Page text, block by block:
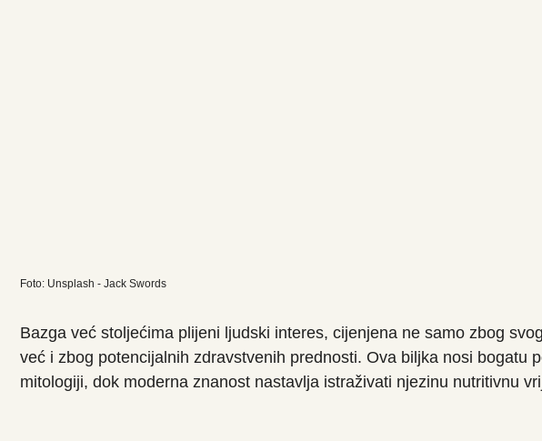
Foto: Unsplash - Jack Swords
Bazga već stoljećima plijeni ljudski interes, cijenjena ne samo zbog
već i zbog potencijalnih zdravstvenih prednosti. Ova biljka nosi bogatu
mitologiji, dok moderna znanost nastavlja istraživati ​​njezinu nutritivnu